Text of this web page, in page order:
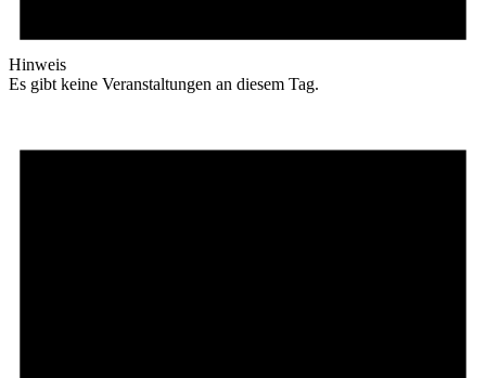
Hinweis
Es gibt keine Veranstaltungen an diesem Tag.